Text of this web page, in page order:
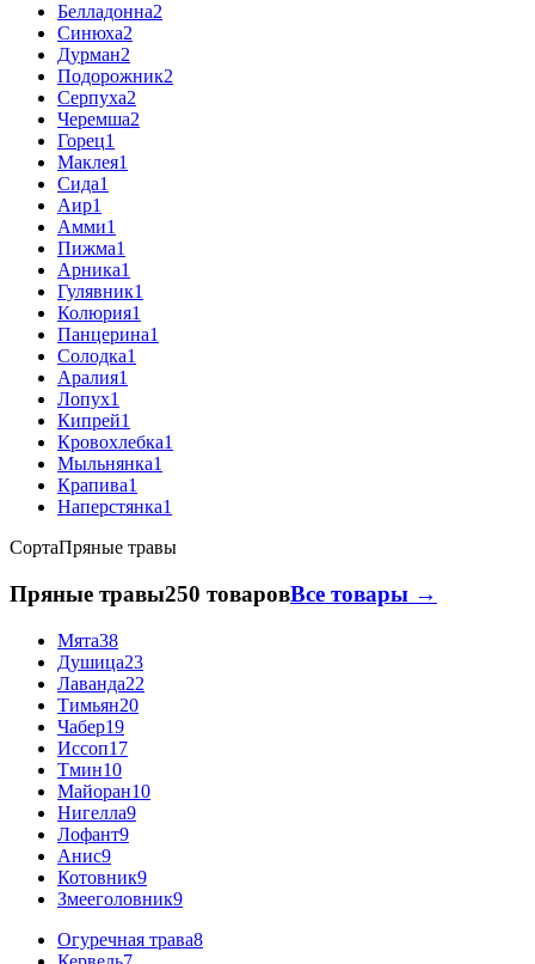
Белладонна2
Синюха2
Дурман2
Подорожник2
Серпуха2
Черемша2
Горец1
Маклея1
Сида1
Аир1
Амми1
Пижма1
Арника1
Гулявник1
Колюрия1
Панцерина1
Солодка1
Аралия1
Лопух1
Кипрей1
Кровохлебка1
Мыльнянка1
Крапива1
Наперстянка1
СортаПряные травы
Пряные травы250 товаровВсе товары →
Мята38
Душица23
Лаванда22
Тимьян20
Чабер19
Иссоп17
Тмин10
Майоран10
Нигелла9
Лофант9
Анис9
Котовник9
Змееголовник9
Огуречная трава8